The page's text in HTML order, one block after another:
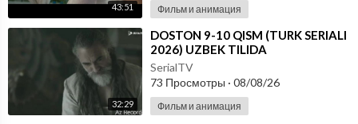
43:51 Фильм и анимация
32:29
⁣DOSTON 9-10 QISM (TURK SERIALI
2026) UZBEK TILIDA
SerialTV
73 Просмотры · 08/08/26
Фильм и анимация